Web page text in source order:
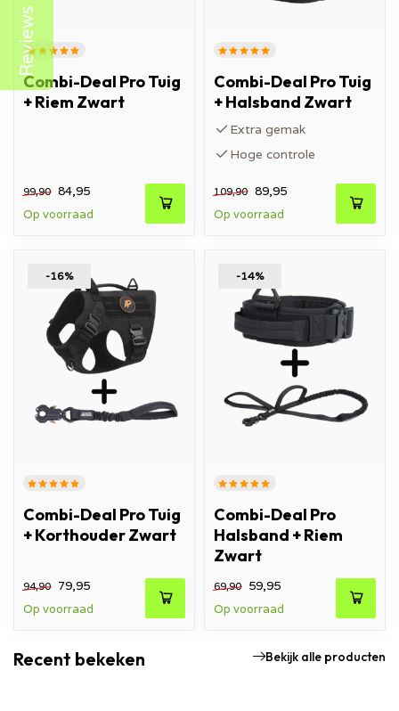
Combi-Deal Pro Tuig
+ Riem Zwart
99,90 84,95
Op voorraad
Combi-Deal Pro Tuig
+ Halsband Zwart
Extra gemak
Hoge controle
109,90 89,95
Op voorraad
-16%
Combi-Deal Pro Tuig
+ Korthouder Zwart
94,90 79,95
Op voorraad
-14%
Combi-Deal Pro
Halsband + Riem
Zwart
69,90 59,95
Op voorraad
Recent bekeken Bekijk alle producten
Reviews